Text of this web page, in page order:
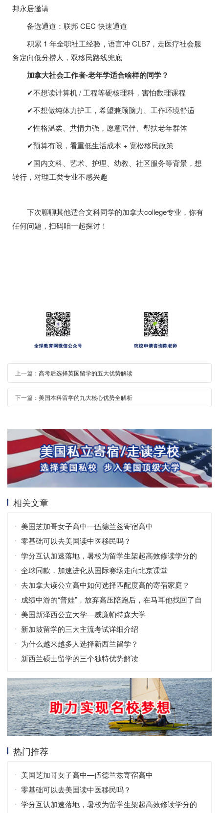
邦永居邀请
备选通道：联邦 CEC 快速通道
积累 1 年全职社工经验，语言冲 CLB7，走医疗社会服
务定向低分捞人，双移民路线兜底
加拿大社会工作者-老年学适合啥样的同学？
✔不想读计算机 / 工程等硬核理科，害怕数理课程
✔不想做纯体力护工，希望兼顾脑力、工作环境舒适
✔性格温柔、共情力强，愿意陪伴、帮扶老年群体
✔预算有限，看重低生活成本 + 宽松移民政策
✔国内文科、艺术、护理、幼教、社区服务等背景，想
转行，对理工类专业不感兴趣
下次聊聊其他适合文科同学的加拿大college专业，你有
任何问题，扫码咱一起探讨！
上一篇： 高考后选择英国留学的五大优势解读
下一篇： 美国本科留学的九大核心优势全解析
相关文章
美国芝加哥女子高中—伍德兰兹寄宿高中
零基础可以去美国读中医移民吗？
学分互认加速落地，暑校为留学生架起高效修读学分的
桥梁
全球同款，加速进化从国际赛场走向北京课堂
去加拿大读公立高中如何选择匹配度高的寄宿家庭？
成绩中游的“普娃”，放弃高压陪跑后，在马耳他找回了自
信！
美国新泽西公立大学—威廉帕特森大学
新加坡留学的三大主流考试详细介绍
为什么越来越多人选择新西兰留学？
新西兰硕士留学的三个独特优势解读
热门推荐
美国芝加哥女子高中—伍德兰兹寄宿高中
零基础可以去美国读中医移民吗？
学分互认加速落地，暑校为留学生架起高效修读学分的